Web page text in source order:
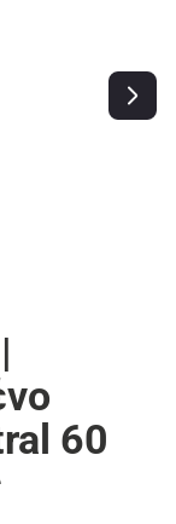
60